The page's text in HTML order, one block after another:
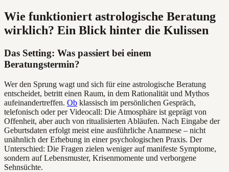
Wie funktioniert astrologische Beratung
wirklich? Ein Blick hinter die Kulissen
Das Setting: Was passiert bei einem
Beratungstermin?
Wer den Sprung wagt und sich für eine astrologische Beratung
entscheidet, betritt einen Raum, in dem Rationalität und Mythos
aufeinandertreffen. Ob klassisch im persönlichen Gespräch,
telefonisch oder per Videocall: Die Atmosphäre ist geprägt von
Offenheit, aber auch von ritualisierten Abläufen. Nach Eingabe der
Geburtsdaten erfolgt meist eine ausführliche Anamnese – nicht
unähnlich der Erhebung in einer psychologischen Praxis. Der
Unterschied: Die Fragen zielen weniger auf manifeste Symptome,
sondern auf Lebensmuster, Krisenmomente und verborgene
Sehnsüchte.